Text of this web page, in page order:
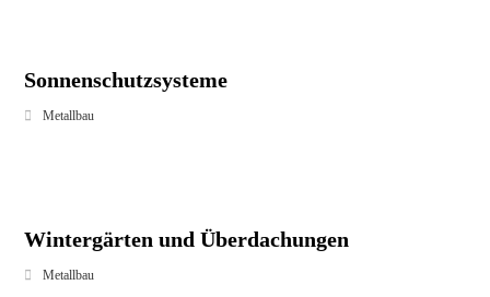
Sonnenschutzsysteme
Metallbau
Wintergärten und Überdachungen
Metallbau